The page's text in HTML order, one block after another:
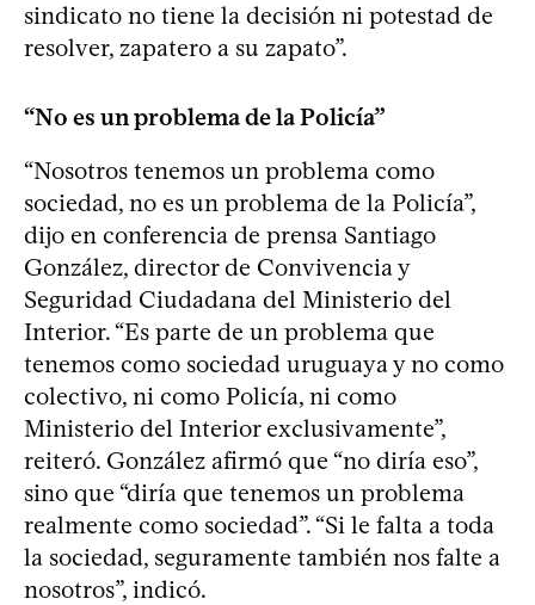
sindicato no tiene la decisión ni potestad de
resolver, zapatero a su zapato”.
“No es un problema de la Policía”
“Nosotros tenemos un problema como
sociedad, no es un problema de la Policía”,
dijo en conferencia de prensa Santiago
González, director de Convivencia y
Seguridad Ciudadana del Ministerio del
Interior. “Es parte de un problema que
tenemos como sociedad uruguaya y no como
colectivo, ni como Policía, ni como
Ministerio del Interior exclusivamente”,
reiteró. González afirmó que “no diría eso”,
sino que “diría que tenemos un problema
realmente como sociedad”. “Si le falta a toda
la sociedad, seguramente también nos falte a
nosotros”, indicó.